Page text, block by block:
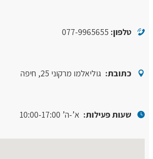
טלפון: 077-9965655
כתובת: גוליאלמו מרקוני 25, חיפה
שעות פעילות: א’-ה’ 10:00-17:00